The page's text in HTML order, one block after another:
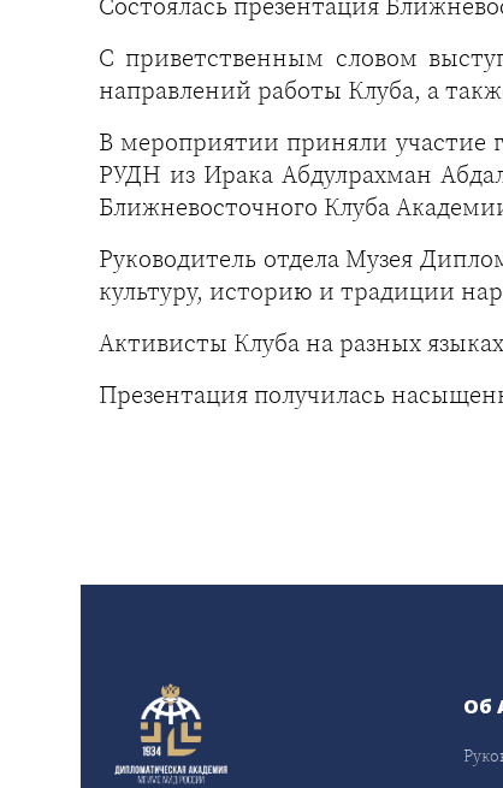
С приветственным словом
направлений работы Клуба, а
В мероприятии приняли
РУДН из Ирака Абдулрахман
Ближневосточного Клуба
Руководитель отдела Музея
культуру, историю и традиции
Активисты Клуба на разных
Презентация получилась
Об